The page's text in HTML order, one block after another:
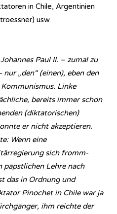
in Chile, Argentinien
usw.
Paul II. – zumal zu
„den“ (einen), eben den
Linke
bereits immer schon
(diktatorischen)
er nicht akzeptieren.
Wenn eine
sich fromm-
päpstlichen Lehre nach
das in Ordnung und
Pinochet in Chile war ja
ihm reichte der